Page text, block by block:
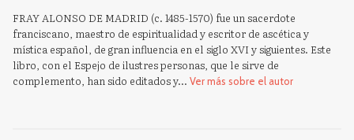
FRAY ALONSO DE MADRID (c. 1485-1570) fue un sacerdote
franciscano, maestro de espiritualidad y escritor de ascética y
mística español, de gran influencia en el siglo XVI y siguientes. Este
libro, con el Espejo de ilustres personas, que le sirve de
complemento, han sido editados y... Ver más sobre el autor